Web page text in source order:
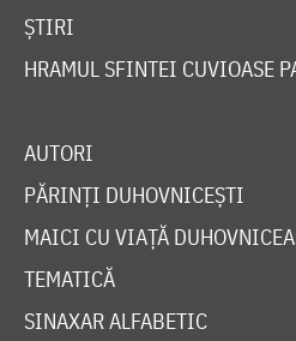
ȘTIRI
HRAMUL SFINTEI CUVIOASE
AUTORI
PĂRINȚI DUHOVNICEȘTI
MAICI CU VIAȚĂ
TEMATICĂ
SINAXAR ALFABETIC